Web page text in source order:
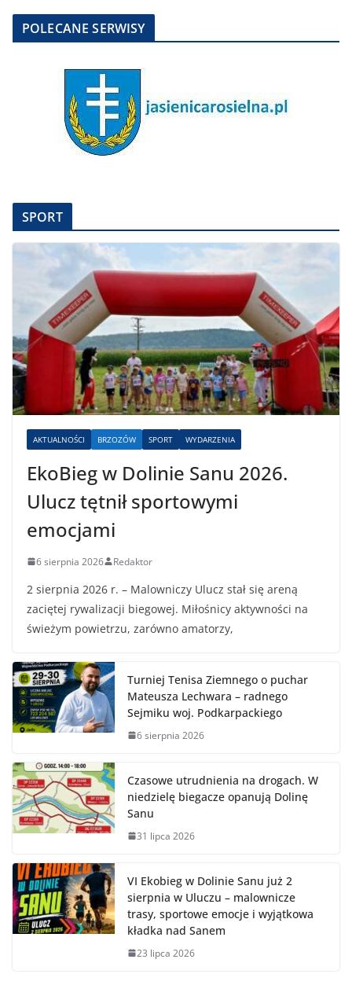
POLECANE SERWISY
SPORT
AKTUALNOŚCI BRZOZÓW SPORT WYDARZENIA
EkoBieg w Dolinie Sanu 2026.
Ulucz tętnił sportowymi
emocjami
6 sierpnia 2026 Redaktor
2 sierpnia 2026 r. – Malowniczy Ulucz stał się areną
zaciętej rywalizacji biegowej. Miłośnicy aktywności na
świeżym powietrzu, zarówno amatorzy,
Turniej Tenisa Ziemnego o puchar
Mateusza Lechwara – radnego
Sejmiku woj. Podkarpackiego
6 sierpnia 2026
Czasowe utrudnienia na drogach. W
niedzielę biegacze opanują Dolinę
Sanu
31 lipca 2026
VI Ekobieg w Dolinie Sanu już 2
sierpnia w Uluczu – malownicze
trasy, sportowe emocje i wyjątkowa
kładka nad Sanem
23 lipca 2026